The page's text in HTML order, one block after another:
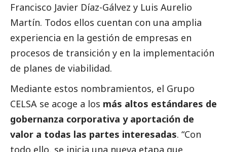
Francisco Javier Díaz-Gálvez y Luis Aurelio
Martín. Todos ellos cuentan con una amplia
experiencia en la gestión de empresas en
procesos de transición y en la implementación
de planes de viabilidad.
Mediante estos nombramientos, el Grupo
CELSA se acoge a los más altos estándares de
gobernanza corporativa y aportación de
valor a todas las partes interesadas. “Con
todo ello, se inicia una nueva etapa que